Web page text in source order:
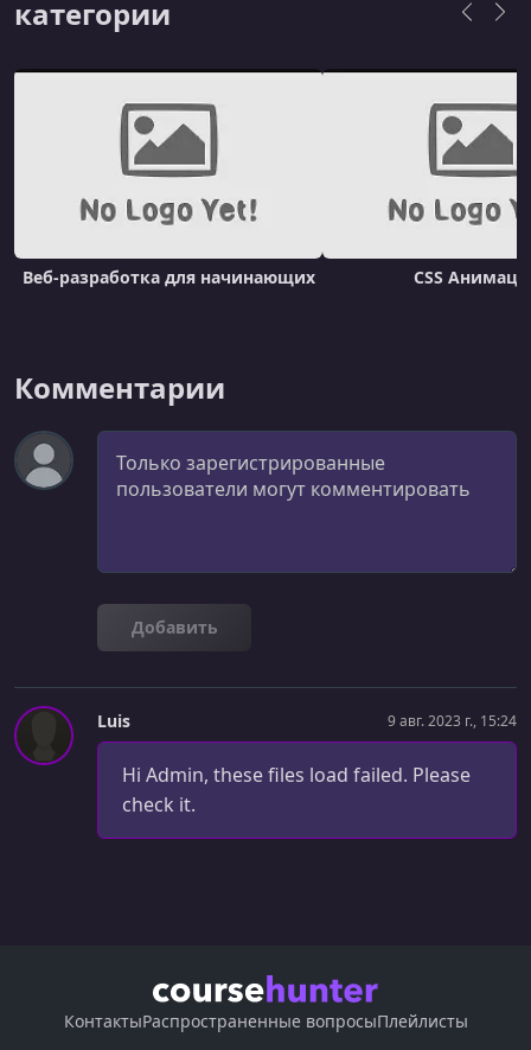
категории
Веб-разработка для начинающих CSS
Комментарии
Комментарий
Добавить
Luis 9 авг. 2023 г., 15:24
Hi Admin, these files load failed. Please
check it.
КонтактыРаспространенные вопросыПлейлисты